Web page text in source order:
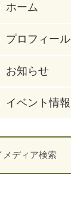
ホーム
プロフィール
お知らせ
イベント情報